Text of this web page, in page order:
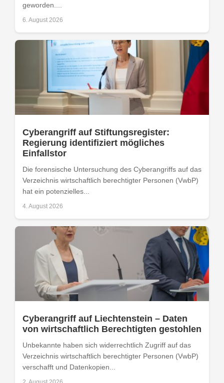
geworden....
6. August 2026
Cyberangriff auf Stiftungsregister:
Regierung identifiziert mögliches
Einfallstor
Die forensische Untersuchung des Cyberangriffs auf das
Verzeichnis wirtschaftlich berechtigter Personen (VwbP)
hat ein potenzielles...
4. August 2026
Cyberangriff auf Liechtenstein – Daten
von wirtschaftlich Berechtigten gestohlen
Unbekannte haben sich widerrechtlich Zugriff auf das
Verzeichnis wirtschaftlich berechtigter Personen (VwbP)
verschafft und Datenkopien...